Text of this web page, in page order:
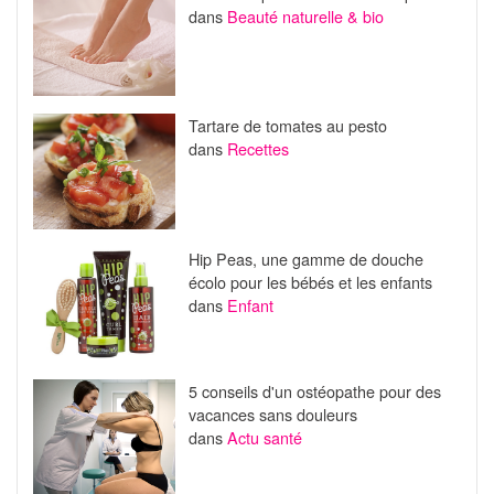
dans Beauté naturelle & bio
Tartare de tomates au pesto
dans Recettes
Hip Peas, une gamme de douche
écolo pour les bébés et les enfants
dans Enfant
5 conseils d'un ostéopathe pour des
vacances sans douleurs
dansActu santé